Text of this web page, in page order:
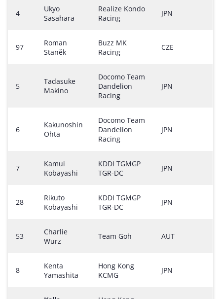
4
Ukyo
Sasahara
Realize Kondo
Racing
JPN
97
Roman
Staněk
Buzz MK
Racing
CZE
5
Tadasuke
Makino
Docomo Team
Dandelion
Racing
JPN
6
Kakunoshin
Ohta
Docomo Team
Dandelion
Racing
JPN
7
Kamui
Kobayashi
KDDI TGMGP
TGR-DC
JPN
28
Rikuto
Kobayashi
KDDI TGMGP
TGR-DC
JPN
53
Charlie
Wurz
Team Goh AUT
8
Kenta
Yamashita
Hong Kong
KCMG
JPN